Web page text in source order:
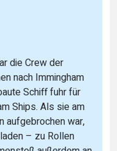
die Crew der
nach Immingham
Schiff fuhr für
Ships. Als sie am
aufgebrochen war,
– zu Rollen